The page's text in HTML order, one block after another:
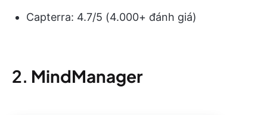
Capterra: 4.7/5 (4.000+ đánh giá)
2. MindManager